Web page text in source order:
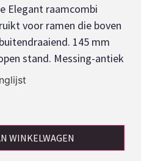
Elegant raamcombi
voor ramen die boven
145 mm
stand. Messing-antiek
WINKELWAGEN